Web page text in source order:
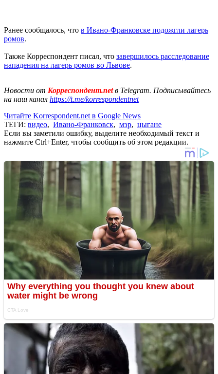
Ранее сообщалось, что в Ивано-Франковске подожгли лагерь
ромов.
Также Корреспондент писал, что завершилось расследование
нападения на лагерь ромов во Львове.
Новости от Корреспондент.netв Telegram. Подписывайтесь
на наш канал https://t.me/korrespondentnet
Читайте Korrespondent.net в Google News
ТЕГИ: видео, Ивано-Франковск, мэр, цыгане
Если вы заметили ошибку, выделите необходимый текст и
нажмите Ctrl+Enter, чтобы сообщить об этом редакции.